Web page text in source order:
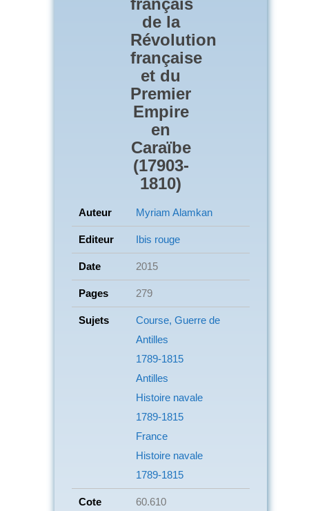
français
de la
Révolution
française
et du
Premier
Empire
en
Caraïbe
(17903-
1810)
Auteur Myriam Alamkan
Editeur Ibis rouge
Date 2015
Pages 279
Sujets
Course, Guerre de
Antilles
1789-1815
Antilles
Histoire navale
1789-1815
France
Histoire navale
1789-1815
Cote 60.610